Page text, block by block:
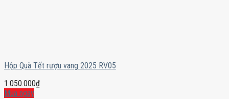
Hộp Quà Tết rượu vang 2025 RV05
1.050.000₫
Mua ngay